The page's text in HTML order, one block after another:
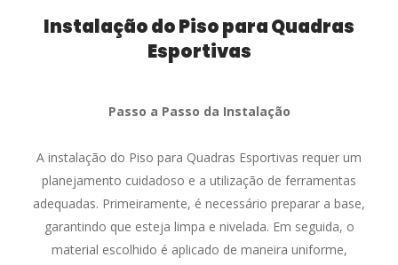
Instalação do Piso para Quadras
Esportivas
Passo a Passo da Instalação
A instalação do Piso para Quadras Esportivas requer um
planejamento cuidadoso e a utilização de ferramentas
adequadas. Primeiramente, é necessário preparar a base,
garantindo que esteja limpa e nivelada. Em seguida, o
material escolhido é aplicado de maneira uniforme,